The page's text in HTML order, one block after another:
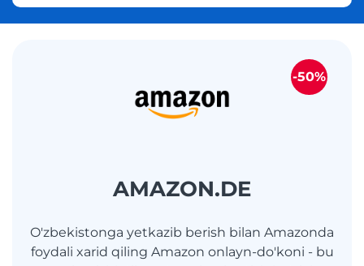
AMAZON.DE
O'zbekistonga yetkazib berish bilan Amazonda
foydali xarid qiling Amazon onlayn-do'koni - bu
-50%